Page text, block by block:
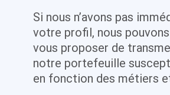
Si nous n’avons pas
votre profil, nous
vous proposer de
notre portefeuille
en fonction des métiers